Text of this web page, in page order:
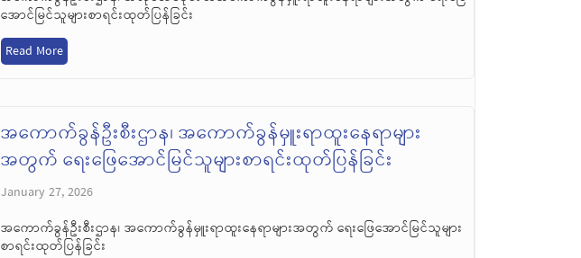
အောင်မြင်သူများစာရင်းထုတ်ပြန်ခြင်း
Read More
အကောက်ခွန်ဦးစီးဌာန၊ အကောက်ခွန်မှူးရာထူးနေရာများ
အတွက် ရေးဖြေအောင်မြင်သူများစာရင်းထုတ်ပြန်ခြင်း
January 27, 2026
အကောက်ခွန်ဦးစီးဌာန၊ အကောက်ခွန်မှူးရာထူးနေရာများအတွက် ရေးဖြေအောင်မြင်သူများ
စာရင်းထုတ်ပြန်ခြင်း